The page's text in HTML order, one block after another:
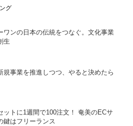
グ
ワンの日本の伝統をつなぐ。文化事業
生
規事業を推進しつつ、やると決めたら
ットに1週間で100注文！ 奄美のECサ
鍵はフリーランス